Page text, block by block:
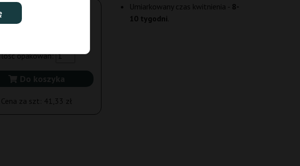
opakowań:
Do koszyka
Cena za szt: 41,33 zł
Umiarkowany czas kwitnienia - 8-
10 tygodni